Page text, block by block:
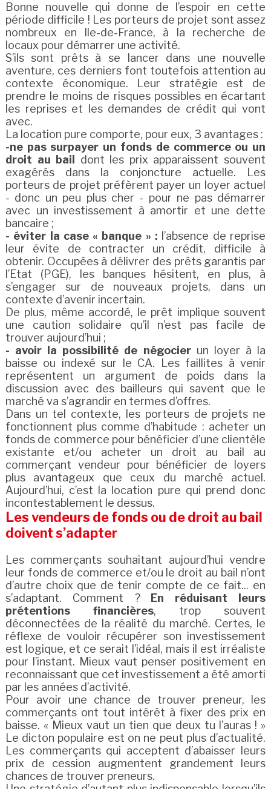
Bonne nouvelle qui donne de l’espoir en cette
période difficile ! Les porteurs de projet sont assez
nombreux en Ile-de-France, à la recherche de
locaux pour démarrer une activité.
S’ils sont prêts à se lancer dans une nouvelle
aventure, ces derniers font toutefois attention au
contexte économique. Leur stratégie est de
prendre le moins de risques possibles en écartant
les reprises et les demandes de crédit qui vont
avec.
La location pure comporte, pour eux, 3 avantages :
-ne pas surpayer un fonds de commerce ou un
droit au bail
dont les prix apparaissent souvent
exagérés dans la conjoncture actuelle. Les
porteurs de projet préfèrent payer un loyer actuel
- donc un peu plus cher - pour ne pas démarrer
avec un investissement à amortir et une dette
bancaire ;
- éviter la case « banque » : l’absence de reprise
leur évite de contracter un crédit, difficile à
obtenir. Occupées à délivrer des prêts garantis par
l’Etat (PGE), les banques hésitent, en plus, à
s’engager sur de nouveaux projets, dans un
contexte d’avenir incertain.
De plus, même accordé, le prêt implique souvent
une caution solidaire qu’il n’est pas facile de
trouver aujourd’hui ;
- avoir la possibilité de négocierun loyer à la
baisse ou indexé sur le CA. Les faillites à venir
représentent un argument de poids dans la
discussion avec des bailleurs qui savent que le
marché va s’agrandir en termes d’offres.
Dans un tel contexte, les porteurs de projets ne
fonctionnent plus comme d’habitude : acheter un
fonds de commerce pour bénéficier d’une clientèle
existante et/ou acheter un droit au bail au
commerçant vendeur pour bénéficier de loyers
plus avantageux que ceux du marché actuel.
Aujourd’hui, c’est la location pure qui prend donc
incontestablement le dessus.
Les vendeurs de fonds ou de droit au bail
doivent s’adapter
Les commerçants souhaitant aujourd’hui vendre
leur fonds de commerce et/ou le droit au bail n’ont
d’autre choix que de tenir compte de ce fait... en
s’adaptant. Comment ?
En réduisant leurs
prétentions financières, trop souvent
déconnectées de la réalité du marché. Certes, le
réflexe de vouloir récupérer son investissement
est logique, et ce serait l’idéal, mais il est irréaliste
pour l’instant. Mieux vaut penser positivement en
reconnaissant que cet investissement a été amorti
par les années d’activité.
Pour avoir une chance de trouver preneur, les
commerçants ont tout intérêt à fixer des prix en
baisse. « Mieux vaut un tien que deux tu l’auras ! »
Le dicton populaire est on ne peut plus d’actualité.
Les commerçants qui acceptent d’abaisser leurs
prix de cession augmentent grandement leurs
chances de trouver preneurs.